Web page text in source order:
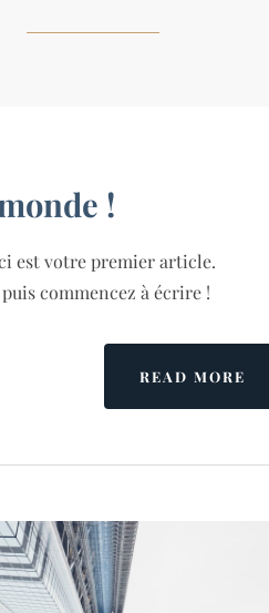
!
est votre premier article.
commencez à écrire !
READ MORE